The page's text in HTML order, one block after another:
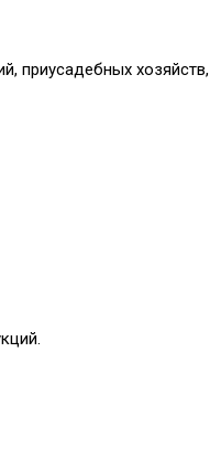
приусадебных хозяйств,